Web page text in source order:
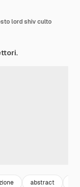
lord shiv culto
abstract